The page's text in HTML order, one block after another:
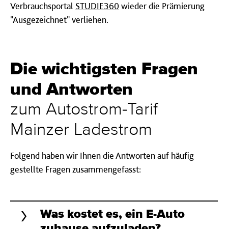
Verbrauchsportal STUDIE360wieder die Prämierung
"Ausgezeichnet" verliehen.
Die wichtigsten Fragen
und Antworten
zum Autostrom-Tarif
Mainzer Ladestrom
Folgend haben wir Ihnen die Antworten auf häufig
gestellte Fragen zusammengefasst:
Was kostet es, ein E-Auto